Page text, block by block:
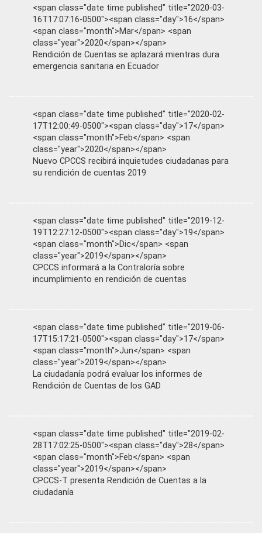
<span class="date time published" title="2020-03-
16T17:07:16-0500"><span class="day">16</span>
<span class="month">Mar</span> <span
class="year">2020</span></span>
Rendición de Cuentas se aplazará mientras dura
emergencia sanitaria en Ecuador
<span class="date time published" title="2020-02-
17T12:00:49-0500"><span class="day">17</span>
<span class="month">Feb</span> <span
class="year">2020</span></span>
Nuevo CPCCS recibirá inquietudes ciudadanas para
su rendición de cuentas 2019
<span class="date time published" title="2019-12-
19T12:27:12-0500"><span class="day">19</span>
<span class="month">Dic</span> <span
class="year">2019</span></span>
CPCCS informará a la Contraloría sobre
incumplimiento en rendición de cuentas
<span class="date time published" title="2019-06-
17T15:17:21-0500"><span class="day">17</span>
<span class="month">Jun</span> <span
class="year">2019</span></span>
La ciudadanía podrá evaluar los informes de
Rendición de Cuentas de los GAD
<span class="date time published" title="2019-02-
28T17:02:25-0500"><span class="day">28</span>
<span class="month">Feb</span> <span
class="year">2019</span></span>
CPCCS-T presenta Rendición de Cuentas a la
ciudadanía